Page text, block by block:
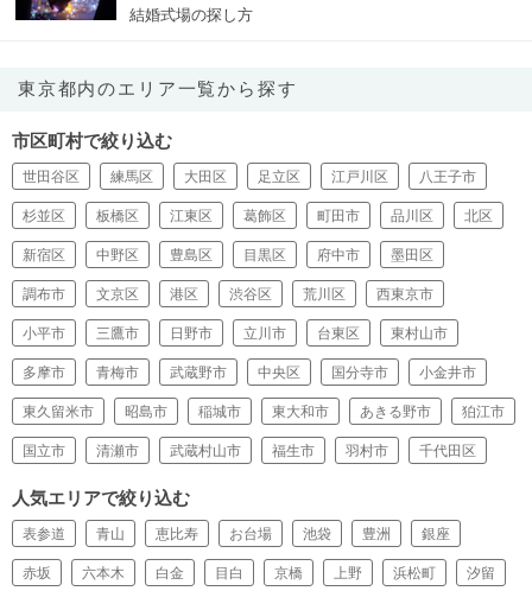
結婚式場の探し方
東京都内のエリア一覧から探す
市区町村で絞り込む
世田谷区 練馬区 大田区 足立区 江戸川区 八王子市
杉並区 板橋区 江東区 葛飾区 町田市 品川区 北区
新宿区 中野区 豊島区 目黒区 府中市 墨田区
調布市 文京区 港区 渋谷区 荒川区 西東京市
小平市 三鷹市 日野市 立川市 台東区 東村山市
多摩市 青梅市 武蔵野市 中央区 国分寺市 小金井市
東久留米市 昭島市 稲城市 東大和市 あきる野市 狛江市
国立市 清瀬市 武蔵村山市 福生市 羽村市 千代田区
人気エリアで絞り込む
表参道 青山 恵比寿 お台場 池袋 豊洲 銀座
赤坂 六本木 白金 目白 京橋 上野 浜松町 汐留